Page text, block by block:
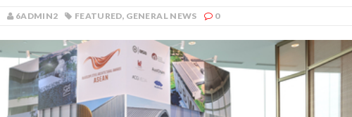
6ADMIN2 FEATURED, GENERAL NEWS 0